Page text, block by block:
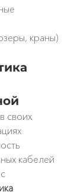
краны)
своих
кабелей